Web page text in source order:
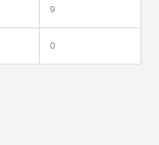
9
0